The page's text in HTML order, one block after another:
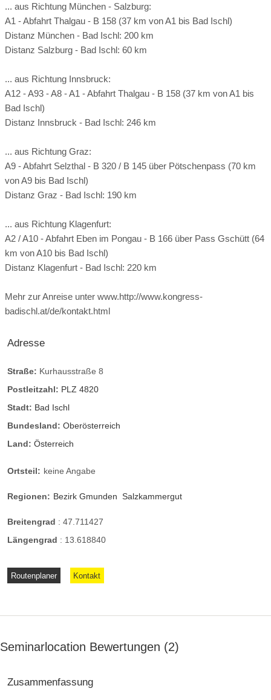
... aus Richtung München - Salzburg:
A1 - Abfahrt Thalgau - B 158 (37 km von A1 bis Bad Ischl)
Distanz München - Bad Ischl: 200 km
Distanz Salzburg - Bad Ischl: 60 km
... aus Richtung Innsbruck:
A12 - A93 - A8 - A1 - Abfahrt Thalgau - B 158 (37 km von A1 bis
Bad Ischl)
Distanz Innsbruck - Bad Ischl: 246 km
... aus Richtung Graz:
A9 - Abfahrt Selzthal - B 320 / B 145 über Pötschenpass (70 km
von A9 bis Bad Ischl)
Distanz Graz - Bad Ischl: 190 km
... aus Richtung Klagenfurt:
A2 / A10 - Abfahrt Eben im Pongau - B 166 über Pass Gschütt (64
km von A10 bis Bad Ischl)
Distanz Klagenfurt - Bad Ischl: 220 km
Mehr zur Anreise unter www.http://www.kongress-
badischl.at/de/kontakt.html
Adresse
Straße: Kurhausstraße 8
Postleitzahl: PLZ 4820
Stadt: Bad Ischl
Bundesland: Oberösterreich
Land: Österreich
Ortsteil: keine Angabe
Regionen: Bezirk Gmunden Salzkammergut
Breitengrad : 47.711427
Längengrad : 13.618840
Routenplaner Kontakt
Seminarlocation Bewertungen 2
Zusammenfassung